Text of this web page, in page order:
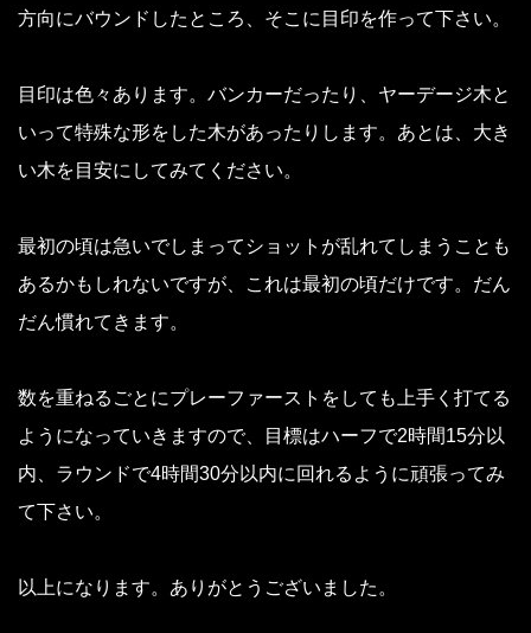
方向にバウンドしたところ、そこに目印を作って下さい。
目印は色々あります。バンカーだったり、ヤーデージ木と
いって特殊な形をした木があったりします。あとは、大き
い木を目安にしてみてください。
最初の頃は急いでしまってショットが乱れてしまうことも
あるかもしれないですが、これは最初の頃だけです。だん
だん慣れてきます。
数を重ねるごとにプレーファーストをしても上手く打てる
ようになっていきますので、目標はハーフで2時間15分以
内、ラウンドで4時間30分以内に回れるように頑張ってみ
て下さい。
以上になります。ありがとうございました。